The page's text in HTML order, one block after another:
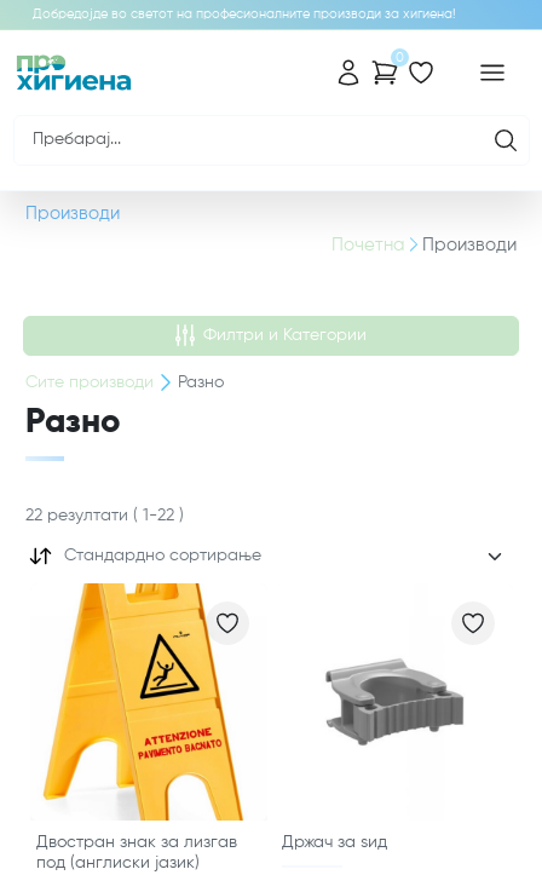
Добредојде во светот на професионалните производи за хигиена!
0
Производи
Почетна
Производи
Филтри и Категории
Сите производи Разно
Разно
22 резултати ( 1 -22 )
Стандардно сортирање
Двостран знак за лизгав
под (англиски јазик)
Држач за ѕид